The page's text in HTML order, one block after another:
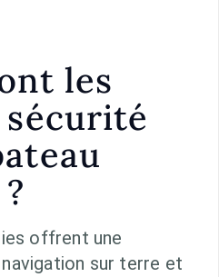
les
offrent une
sur terre et